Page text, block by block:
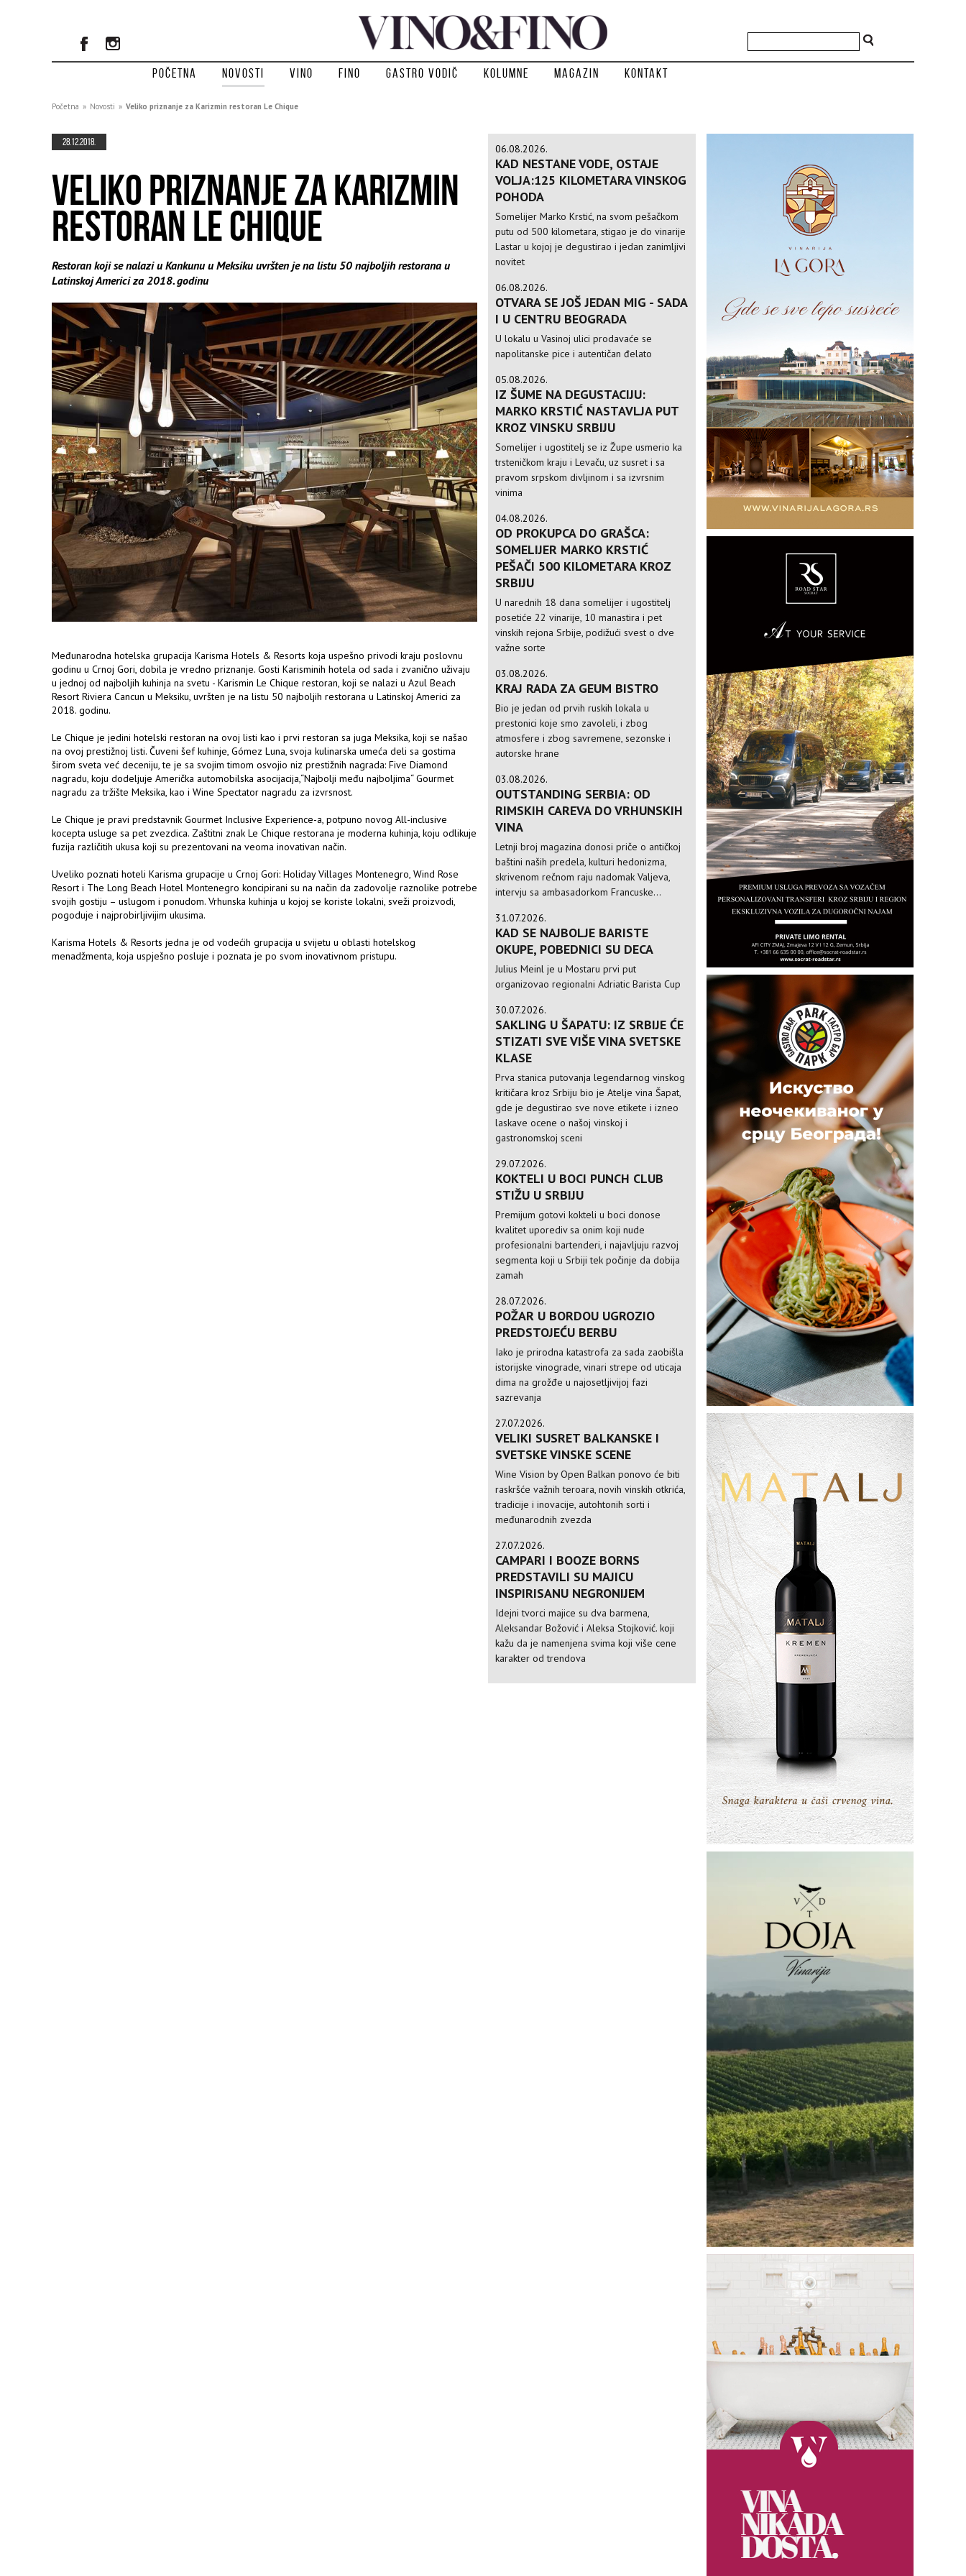
Početna Novosti Vino Fino Gastro vodič Kolumne Magazin Kontakt
Početna » Novosti » Veliko priznanje za Karizmin restoran Le Chique
28.12.2018.
VELIKO PRIZNANJE ZA KARIZMIN
RESTORAN LE CHIQUE
Restoran koji se nalazi u Kankunu u Meksiku uvršten je na listu 50 najboljih restorana u
Latinskoj Americi za 2018. godinu
Međunarodna hotelska grupacija Karisma Hotels & Resorts koja uspešno privodi kraju poslovnu
godinu u Crnoj Gori, dobila je vredno priznanje. Gosti Karisminih hotela od sada i zvanično uživaju
u jednoj od najboljih kuhinja na svetu - Karismin Le Chique restoran, koji se nalazi u Azul Beach
Resort Riviera Cancun u Meksiku, uvršten je na listu 50 najboljih restorana u Latinskoj Americi za
2018. godinu.
Le Chique je jedini hotelski restoran na ovoj listi kao i prvi restoran sa juga Meksika, koji se našao
na ovoj prestižnoj listi. Čuveni šef kuhinje, Gómez Luna, svoja kulinarska umeća deli sa gostima
širom sveta već deceniju, te je sa svojim timom osvojio niz prestižnih nagrada: Five Diamond
nagradu, koju dodeljuje Američka automobilska asocijacija,“Najbolji među najboljima“ Gourmet
nagradu za tržište Meksika, kao i Wine Spectator nagradu za izvrsnost.
Le Chique je pravi predstavnik Gourmet Inclusive Experience-a, potpuno novog All-inclusive
kocepta usluge sa pet zvezdica. Zaštitni znak Le Chique restorana je moderna kuhinja, koju odlikuje
fuzija različitih ukusa koji su prezentovani na veoma inovativan način.
Uveliko poznati hoteli Karisma grupacije u Crnoj Gori: Holiday Villages Montenegro, Wind Rose
Resort i The Long Beach Hotel Montenegro koncipirani su na način da zadovolje raznolike potrebe
svojih gostiju – uslugom i ponudom. Vrhunska kuhinja u kojoj se koriste lokalni, sveži proizvodi,
pogoduje i najprobirljivijim ukusima.
Karisma Hotels & Resorts jedna je od vodećih grupacija u svijetu u oblasti hotelskog
menadžmenta, koja uspješno posluje i poznata je po svom inovativnom pristupu.
06.08.2026.
KAD NESTANE VODE, OSTAJE
VOLJA:125 KILOMETARA VINSKOG
POHODA
Somelijer Marko Krstić, na svom pešačkom
putu od 500 kilometara, stigao je do vinarije
Lastar u kojoj je degustirao i jedan zanimljivi
novitet
06.08.2026.
OTVARA SE JOŠ JEDAN MIG - SADA
I U CENTRU BEOGRADA
U lokalu u Vasinoj ulici prodavaće se
napolitanske pice i autentičan đelato
05.08.2026.
IZ ŠUME NA DEGUSTACIJU:
MARKO KRSTIĆ NASTAVLJA PUT
KROZ VINSKU SRBIJU
Somelijer i ugostitelj se iz Župe usmerio ka
trsteničkom kraju i Levaču, uz susret i sa
pravom srpskom divljinom i sa izvrsnim
vinima
04.08.2026.
OD PROKUPCA DO GRAŠCA:
SOMELIJER MARKO KRSTIĆ
PEŠAČI 500 KILOMETARA KROZ
SRBIJU
U narednih 18 dana somelijer i ugostitelj
posetiće 22 vinarije, 10 manastira i pet
vinskih rejona Srbije, podižući svest o dve
važne sorte
03.08.2026.
KRAJ RADA ZA GEUM BISTRO
Bio je jedan od prvih ruskih lokala u
prestonici koje smo zavoleli, i zbog
atmosfere i zbog savremene, sezonske i
autorske hrane
03.08.2026.
OUTSTANDING SERBIA: OD
RIMSKIH CAREVA DO VRHUNSKIH
VINA
Letnji broj magazina donosi priče o antičkoj
baštini naših predela, kulturi hedonizma,
skrivenom rečnom raju nadomak Valjeva,
intervju sa ambasadorkom Francuske...
31.07.2026.
KAD SE NAJBOLJE BARISTE
OKUPE, POBEDNICI SU DECA
Julius Meinl je u Mostaru prvi put
organizovao regionalni Adriatic Barista Cup
30.07.2026.
SAKLING U ŠAPATU: IZ SRBIJE ĆE
STIZATI SVE VIŠE VINA SVETSKE
KLASE
Prva stanica putovanja legendarnog vinskog
kritičara kroz Srbiju bio je Atelje vina Šapat,
gde je degustirao sve nove etikete i izneo
laskave ocene o našoj vinskoj i
gastronomskoj sceni
29.07.2026.
KOKTELI U BOCI PUNCH CLUB
STIŽU U SRBIJU
Premijum gotovi kokteli u boci donose
kvalitet uporediv sa onim koji nude
profesionalni bartenderi, i najavljuju razvoj
segmenta koji u Srbiji tek počinje da dobija
zamah
28.07.2026.
POŽAR U BORDOU UGROZIO
PREDSTOJEĆU BERBU
Iako je prirodna katastrofa za sada zaobišla
istorijske vinograde, vinari strepe od uticaja
dima na grožđe u najosetljivijoj fazi
sazrevanja
27.07.2026.
VELIKI SUSRET BALKANSKE I
SVETSKE VINSKE SCENE
Wine Vision by Open Balkan ponovo će biti
raskršće važnih teroara, novih vinskih otkrića,
tradicije i inovacije, autohtonih sorti i
međunarodnih zvezda
27.07.2026.
CAMPARI I BOOZE BORNS
PREDSTAVILI SU MAJICU
INSPIRISANU NEGRONIJEM
Idejni tvorci majice su dva barmena,
Aleksandar Božović i Aleksa Stojković. koji
kažu da je namenjena svima koji više cene
karakter od trendova